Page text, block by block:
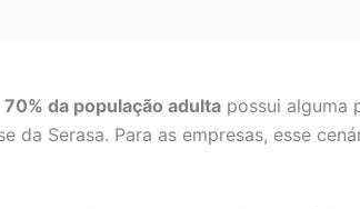
70% da população adulta possui alguma
Serasa. Para as empresas, esse